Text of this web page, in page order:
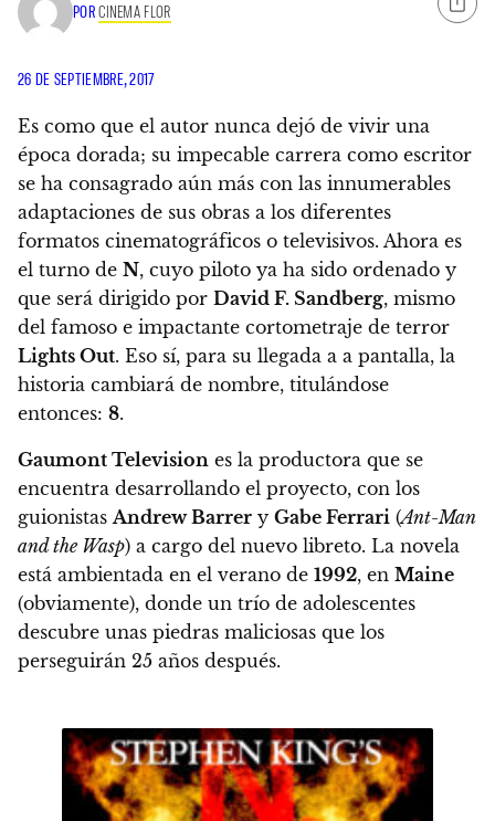
PORCINEMA FLOR
26 DE SEPTIEMBRE, 2017
Es como que el autor nunca dejó de vivir una
época dorada; su impecable carrera como escritor
se ha consagrado aún más con las innumerables
adaptaciones de sus obras a los diferentes
formatos cinematográficos o televisivos. Ahora es
el turno de N, cuyo piloto ya ha sido ordenado y
que será dirigido por David F. Sandberg, mismo
del famoso e impactante cortometraje de terror
Lights Out. Eso sí, para su llegada a a pantalla, la
historia cambiará de nombre, titulándose
entonces: 8.
Gaumont Television es la productora que se
encuentra desarrollando el proyecto, con los
guionistasAndrew Barrer y Gabe Ferrari (Ant-Man
and the Wasp) a cargo del nuevo libreto. La novela
está ambientada en el verano de 1992, en Maine
(obviamente), donde un trío de adolescentes
descubre unas piedras maliciosas que los
perseguirán 25 años después.